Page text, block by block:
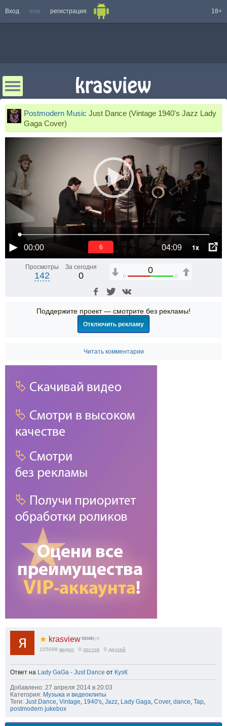
Вход или регистрация 18+
Postmodern Music Just Dance (Vintage 1940's Jazz Lady
Gaga Cover)
00:00 04:09 1x
6
Просмотры
142
За сегодня
0
0
0 0
Поддержите проект — смотрите без рекламы!
Отключить рекламу
Читать комментарии
★ krasview 500490 | 0
105098 видео 0 постов 0 друзей
Ответ на Lady GaGa - Just Dance от КузК
Добавлено: 27 апреля 2014 в 20:03
Категория: Музыка и видеоклипы
Теги: Just Dance, Vintage, 1940's, Jazz, Lady Gaga, Cover, dance, Tap,
postmodern jukebox